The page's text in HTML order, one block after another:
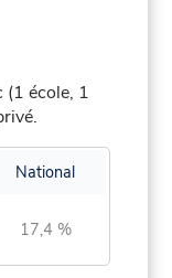
(1 école, 1
National
17,4 %